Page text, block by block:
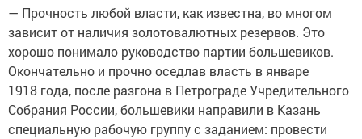
— Прочность любой власти, как известна, во многом
зависит от наличия золотовалютных резервов. Это
хорошо понимало руководство партии большевиков.
Окончательно и прочно оседлав власть в январе
1918 года, после разгона в Петрограде Учредительного
Собрания России, большевики направили в Казань
специальную рабочую группу с заданием: провести